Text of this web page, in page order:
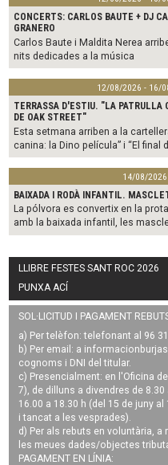
CONCERTS: CARLOS BAUTE + DJ
GRANERO
Carlos Baute i Maldita Nerea
nits dedicades a la música
12/08/2026 - 16/
TERRASSA D'ESTIU. "LA
DE OAK STREET"
Esta setmana arriben a la
canina: la Dino película” i “El final
14/08/2026
BAIXADA I RODÀ INFANTIL.
La pólvora es convertix en la
amb la baixada infantil, les
LLIBRE FESTES SANT ROC 2026
PUNXA ACÍ
SOL·LICITUD I PAGAMENT
a) Per telèfon: telefonant al 96
b) Per email: a
cognoms i DNI del titular.
c) Presencialment: en l'Oficina
7), de dilluns a divendres de
16.00 a 18.30 h (del 15 de juny
i tancat a les vesprades).
d) Per als rebuts en voluntària,
les meues dades/objectes
PAGAMENT EN LÍNIA: